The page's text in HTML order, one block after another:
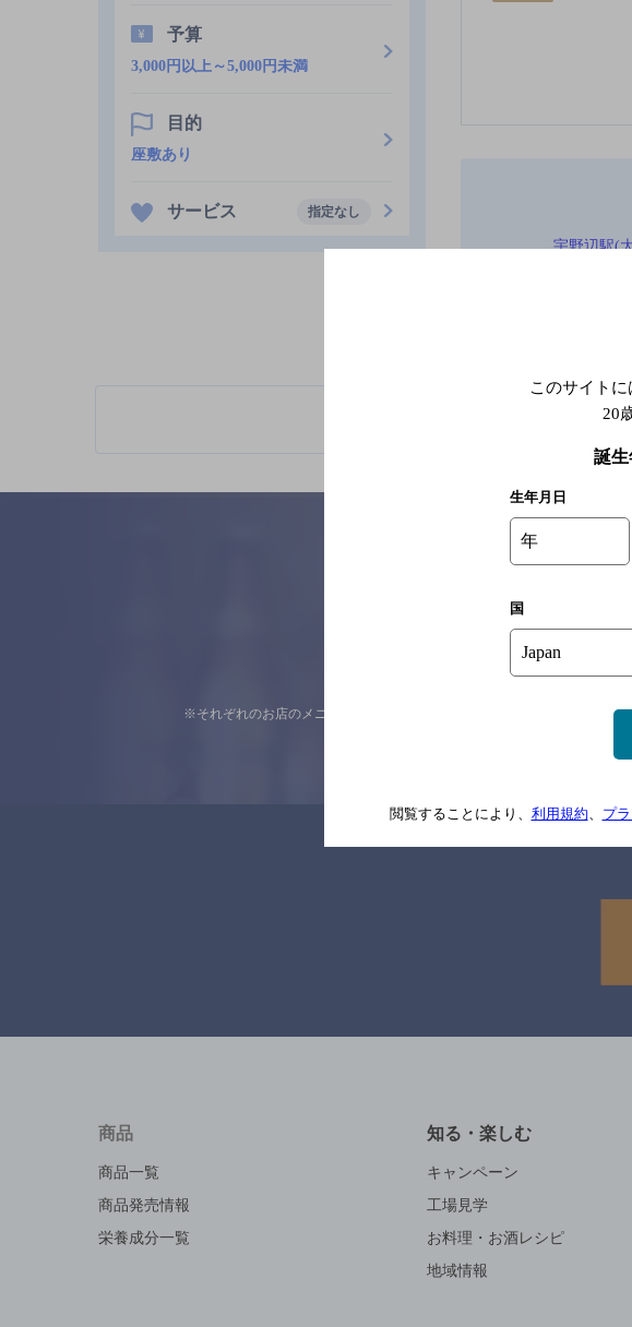
宇野辺駅(
予算
3,000円以上～5,000円未満
目的
座敷あり
サービス 指定なし
※それぞれのお店のメニューや営業時間などの掲載情報については、 予告
商品
商品一覧
商品発売情報
栄養成分一覧
知る・楽しむ
キャンペーン
工場見学
お料理・お酒レシピ
地域情報
このサイトに
20
誕生
生年月日
年
国
閲覧することにより、 利用規約、 プ